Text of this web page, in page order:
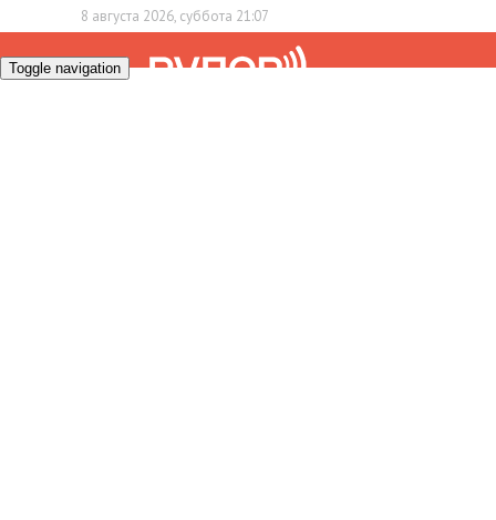
8 августа 2026, суббота 21:07
Toggle navigation